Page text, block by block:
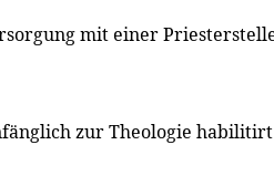
mit einer
zur Theologie